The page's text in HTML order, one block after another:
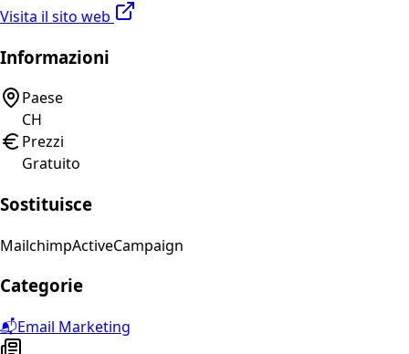
Visita il sito web
Informazioni
Paese
CH
Prezzi
Gratuito
Sostituisce
MailchimpActiveCampaign
Categorie
📬Email Marketing